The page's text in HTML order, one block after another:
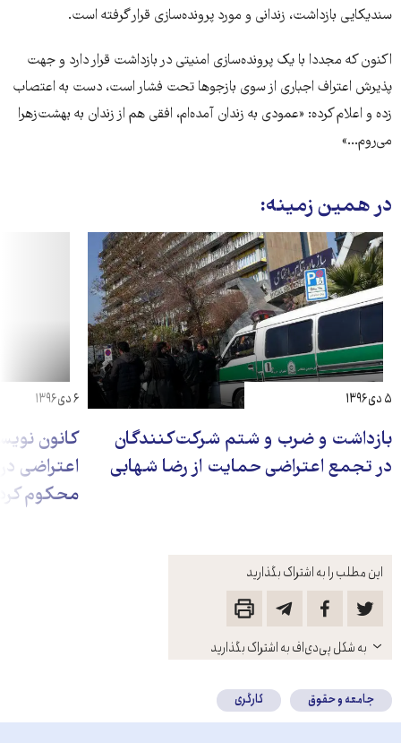
این مطلب را به اشتراک بگذارید
باز
کنید
به شکل پی‌دی‌اف به اشتراک بگذارید
سندیکایی بازداشت، زندانی و مورد پرونده‌سازی قرار گرفته است.
اکنون که مجددا با یک پرونده‌سازی امنیتی در بازداشت قرار دارد و جهت
پذیرش اعتراف اجباری از سوی بازجوها تحت فشار است، دست به اعتصاب
زده و اعلام کرده: «عمودی به زندان آمده‌ام، افقی هم از زندان به بهشت‌زهرا
می‌روم...»
در همین زمینه:
بازداشت و ضرب و شتم شرکت‌کنندگان
در تجمع اعتراضی حمایت از رضا شهابی
۵ دی ۱۳۹۶
کانون
اعتراضی
محکوم
۶ دی ۱۳۹۶
جامعه و حقوق کارگری